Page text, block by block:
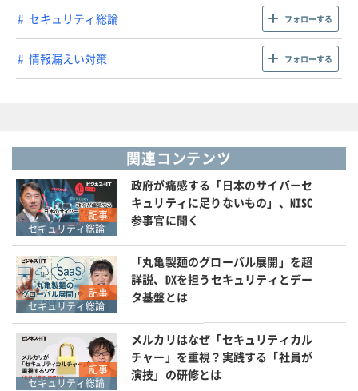
セキュリティ総論 フォローする
情報漏えい対策 フォローする
関連コンテンツ
記事
セキュリティ総論
政府が痛感する「日本のサイバーセ
キュリティに足りないもの」、NISC
参事官に聞く
記事
セキュリティ総論
「丸亀製麺のグローバル展開」を超
詳説、DXを担うセキュリティとデー
タ基盤とは
記事
セキュリティ総論
メルカリはなぜ「セキュリティカル
チャー」を重視？実践する「社員が
演技」の研修とは